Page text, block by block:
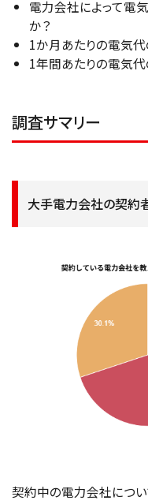
電力会社によって電
か？
1か月あたりの電気代
1年間あたりの電気代
調査サマリー
大手電力会社の契約
契約中の電力会社につい